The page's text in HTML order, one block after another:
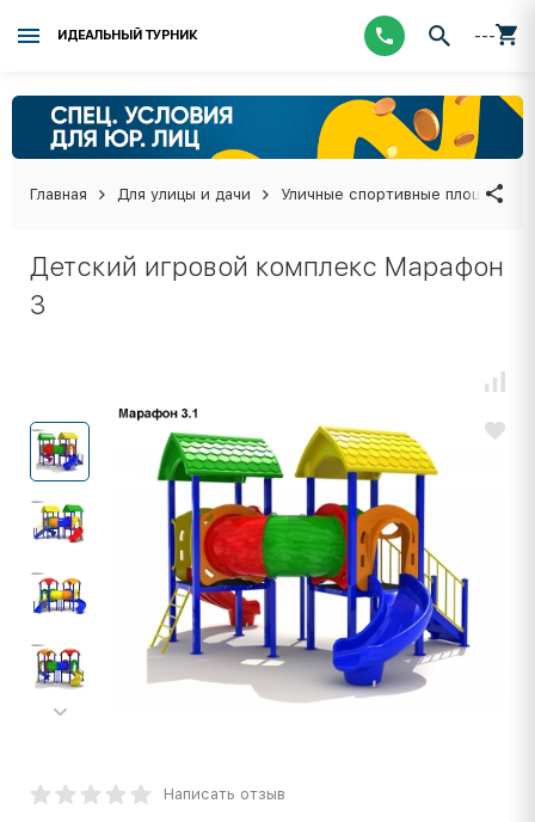
ИДЕАЛЬНЫЙ ТУРНИК ---
Главная Для улицы и дачи Уличные спортивные площадки
Детский игровой комплекс Марафон
3
Написать отзыв